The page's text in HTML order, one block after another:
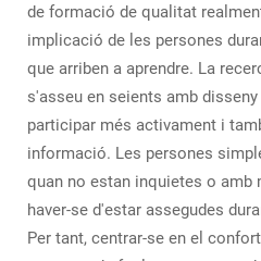
de formació de qualitat
implicació de les persones
que arriben a aprendre. La
s'asseu en seients amb
participar més activament i
informació. Les persones
quan no estan inquietes o amb
haver-se d'estar assegudes
Per tant, centrar-se en el